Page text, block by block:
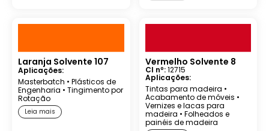
Laranja Solvente 107
Aplicações:
Masterbatch • Plásticos de
Engenharia • Tingimento por
Rotação
Leia mais
Vermelho Solvente 8
CI nº:12715
Aplicações:
Tintas para madeira •
Acabamento de móveis •
Vernizes e lacas para
madeira • Folheados e
painéis de madeira